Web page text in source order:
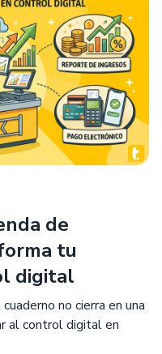
de
tu
digital
no cierra en una
al control digital en